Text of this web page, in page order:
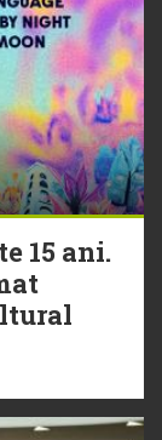
15 ani.